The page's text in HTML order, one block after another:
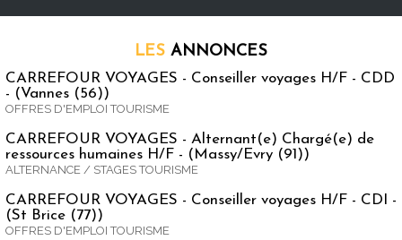
LES ANNONCES
CARREFOUR VOYAGES - Conseiller voyages H/F - CDD
- (Vannes (56))
OFFRES D'EMPLOI TOURISME
CARREFOUR VOYAGES - Alternant(e) Chargé(e) de
ressources humaines H/F - (Massy/Evry (91))
ALTERNANCE / STAGES TOURISME
CARREFOUR VOYAGES - Conseiller voyages H/F - CDI -
(St Brice (77))
OFFRES D'EMPLOI TOURISME